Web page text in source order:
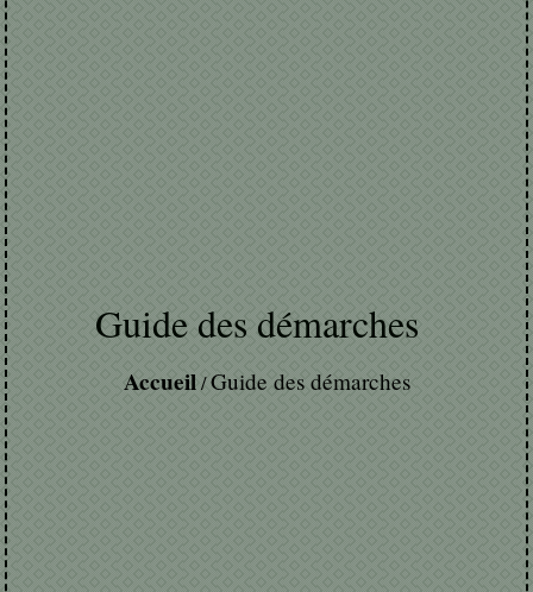
Guide des démarches
Accueil/Guide des démarches